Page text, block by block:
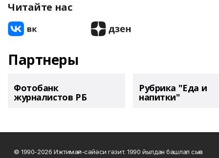
Читайте нас
Партнеры
Фотобанк
журналистов РБ
Рубрика "Еда и
напитки"
© 1990-2026 Ижтимағи-сәйәси гәзит. 1990 йылдан башлап сыға